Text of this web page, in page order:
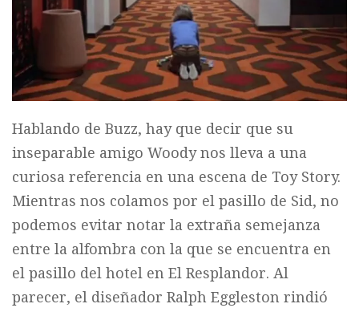
Hablando de Buzz, hay que decir que su
inseparable amigo Woody nos lleva a una
curiosa referencia en una escena de Toy Story.
Mientras nos colamos por el pasillo de Sid, no
podemos evitar notar la extraña semejanza
entre la alfombra con la que se encuentra en
el pasillo del hotel en El Resplandor. Al
parecer, el diseñador Ralph Eggleston rindió